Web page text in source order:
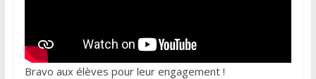
Bravo aux élèves pour leur engagement !